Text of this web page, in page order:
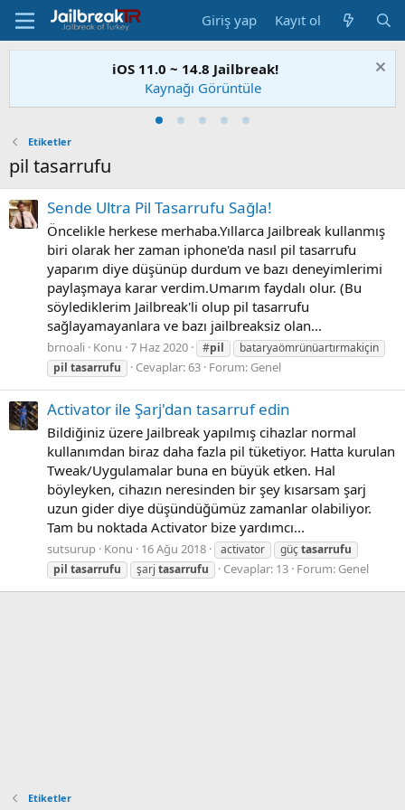
Giriş yap Kayıt ol
iOS 11.0 ~ 14.8 Jailbreak!
Kaynağı Görüntüle
Etiketler
pil tasarrufu
Sende Ultra Pil Tasarrufu Sağla!
Öncelikle herkese merhaba.Yıllarca Jailbreak kullanmış
biri olarak her zaman iphone'da nasıl pil tasarrufu
yaparım diye düşünüp durdum ve bazı deneyimlerimi
paylaşmaya karar verdim.Umarım faydalı olur. (Bu
söylediklerim Jailbreak'li olup pil tasarrufu
sağlayamayanlara ve bazı jailbreaksiz olan...
brnoali Konu 7 Haz 2020 #pil
bataryaömrünüartırmakiçin
pil tasarrufu Cevaplar: 63 Forum: Genel
Activator ile Şarj'dan tasarruf edin
Bildiğiniz üzere Jailbreak yapılmış cihazlar normal
kullanımdan biraz daha fazla pil tüketiyor. Hatta kurulan
Tweak/Uygulamalar buna en büyük etken. Hal
böyleyken, cihazın neresinden bir şey kısarsam şarj
uzun gider diye düşündüğümüz zamanlar olabiliyor.
Tam bu noktada Activator bize yardımcı...
sutsurup Konu 16 Ağu 2018 activator güçtasarrufu
pil tasarrufu şarj tasarrufu Cevaplar: 13 Forum: Genel
Etiketler